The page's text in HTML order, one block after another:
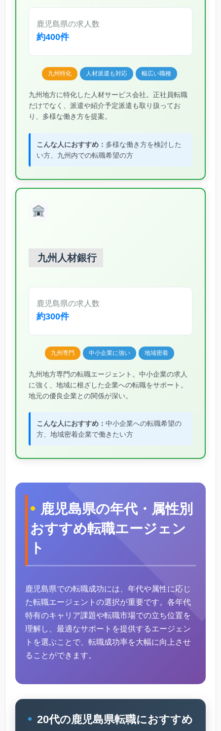
鹿児島県の求人数
約400件
九州特化 人材派遣も対応 幅広い職種
九州地方に特化した人材サービス会社。正社員転職
だけでなく、派遣や紹介予定派遣も取り扱ってお
り、多様な働き方を提案。
こんな人におすすめ： 多様な働き方を検討した
い方、九州内での転職希望の方
九州人材銀行
鹿児島県の求人数
約300件
九州専門 中小企業に強い 地域密着
九州地方専門の転職エージェント。中小企業の求人
に強く、地域に根ざした企業への転職をサポート。
地元の優良企業との関係が深い。
こんな人におすすめ： 中小企業への転職希望の
方、地域密着企業で働きたい方
鹿児島県の年代・属性別
おすすめ転職エージェン
ト
鹿児島県での転職成功には、年代や属性に応じ
た転職エージェントの選択が重要です。各年代
特有のキャリア課題や転職市場での立ち位置を
理解し、最適なサポートを提供するエージェン
トを選ぶことで、転職成功率を大幅に向上させ
ることができます。
20代の鹿児島県転職におすすめ